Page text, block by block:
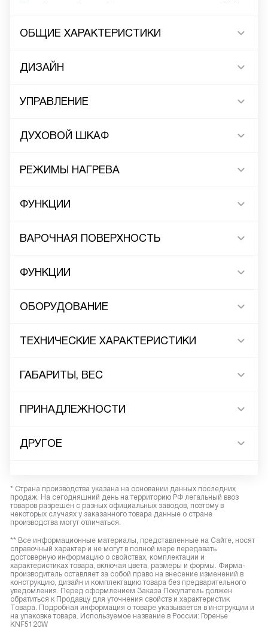
ОБЩИЕ ХАРАКТЕРИСТИКИ
ДИЗАЙН
УПРАВЛЕНИЕ
ДУХОВОЙ ШКАФ
РЕЖИМЫ НАГРЕВА
ФУНКЦИИ
ВАРОЧНАЯ ПОВЕРХНОСТЬ
ФУНКЦИИ
ОБОРУДОВАНИЕ
ТЕХНИЧЕСКИЕ ХАРАКТЕРИСТИКИ
ГАБАРИТЫ, ВЕС
ПРИНАДЛЕЖНОСТИ
ДРУГОЕ
* Страна производства указана на основании данных последних
продаж. На сегодняшний день на территорию РФ легальный ввоз
товаров разрешен с разных официальных заводов, поэтому в
некоторых случаях у заказанного товара данные о стране
производства могут отличаться.
** Все информационные материалы, представленные на Сайте, носят
справочный характер и не могут в полной мере передавать
достоверную информацию о свойствах, комплектации и
характеристиках товара, включая цвета, размеры и формы. Фирма-
производитель оставляет за собой право на внесение изменений в
конструкцию, дизайн и комплектацию товара без предварительного
уведомления. Перед оформлением Заказа Покупатель должен
обратиться к Продавцу для уточнения свойств и характеристик
Товара. Подробная информация о товаре указывается в инструкции и
на упаковке товара. Используемое название в России: Горенье
KNF5120W